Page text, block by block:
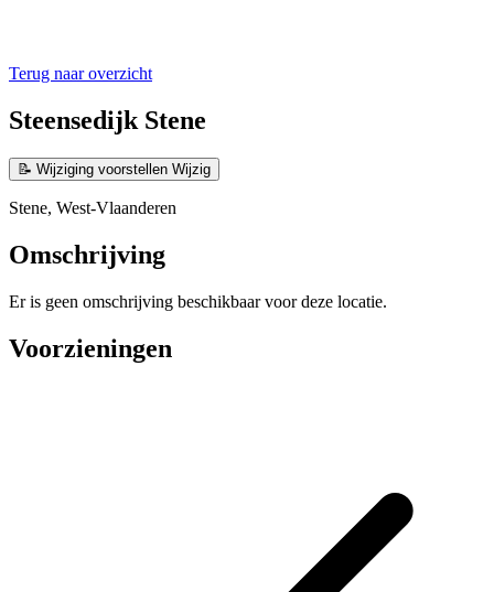
Terug naar overzicht
Steensedijk Stene
📝 Wijziging voorstellen Wijzig
Stene, West-Vlaanderen
Omschrijving
Er is geen omschrijving beschikbaar voor deze locatie.
Voorzieningen